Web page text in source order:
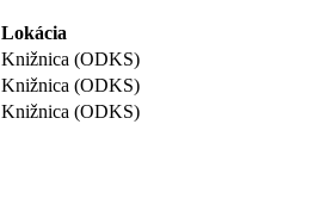
Lokácia
Knižnica (ODKS)
Knižnica (ODKS)
Knižnica (ODKS)